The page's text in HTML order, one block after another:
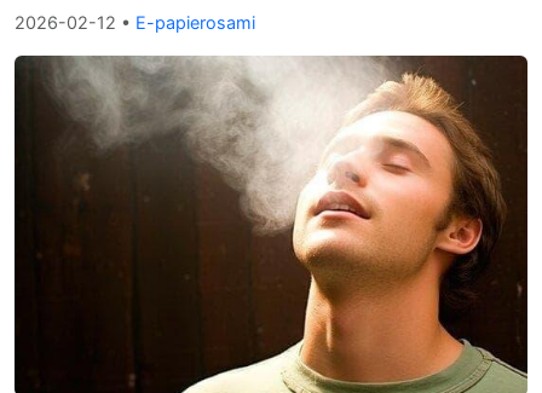
2026-02-12 • E-papierosami